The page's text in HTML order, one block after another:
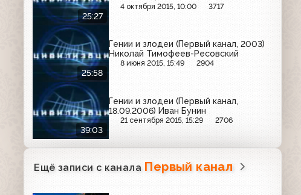
25:27
4 октября 2015, 10:00 3717
25:58
Гении и злодеи (Первый канал, 2003)
Николай Тимофеев-Ресовский
8 июня 2015, 15:49 2904
39:03
Гении и злодеи (Первый канал,
18.09.2006) Иван Бунин
21 сентября 2015, 15:29 2706
Ещё записи с канала Первый канал